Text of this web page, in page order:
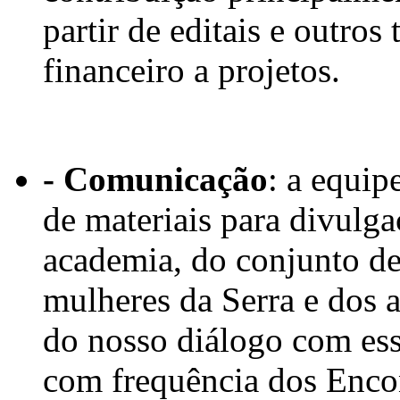
partir de editais e outros
financeiro a projetos.
- Comunicação: a
de materiais para
academia, do conjunto
mulheres da Serra e dos
do nosso diálogo com
com frequência dos